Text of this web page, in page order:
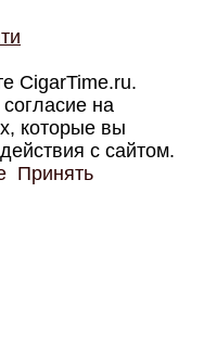
CigarTime.ru.
на
которые вы
с сайтом.
Принять